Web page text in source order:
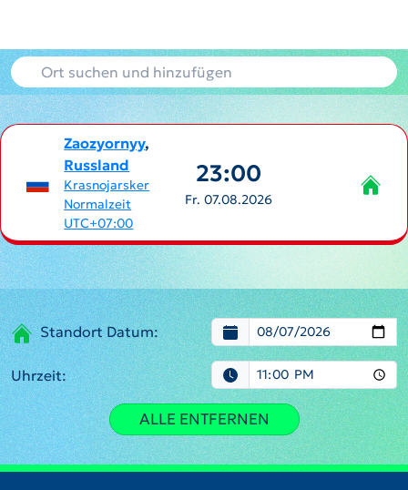
Zaozyornyy,
Russland
Krasnojarsker
Normalzeit
UTC+07:00
23:00
Fr. 07.08.2026
Standort Datum:
Uhrzeit:
ALLE ENTFERNEN